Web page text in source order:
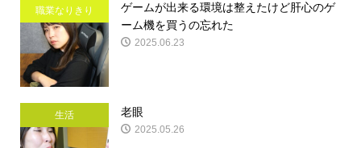
職業なりきり
ゲームが出来る環境は整えたけど肝心のゲ
ーム機を買うの忘れた
2025.06.23
生活 老眼
2025.05.26